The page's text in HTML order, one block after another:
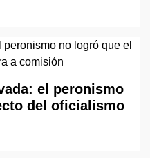
el peronismo
del oficialismo